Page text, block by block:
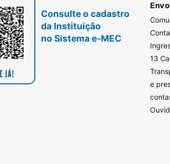
Consulte o cadastro
da Instituição
no Sistema e-MEC
13
e